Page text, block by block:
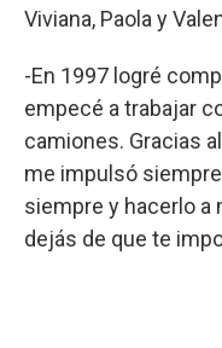
Viviana, Paola y
-En 1997 logré
empecé a trabajar
camiones. Gracias
me impulsó
siempre y hacerlo a
dejás de que te